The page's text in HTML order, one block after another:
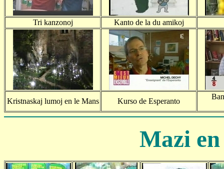
Tri kanzonoj Kanto de la du amikoj
Kristnaskaj lumoj en le Mans Kurso de Esperanto
Mazi